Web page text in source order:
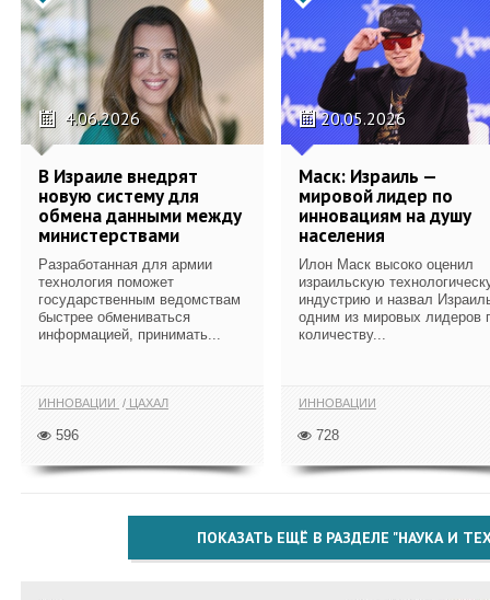
4.06.2026
В Израиле внедрят
новую систему для
обмена данными между
министерствами
Разработанная для армии
технология поможет
государственным ведомствам
быстрее обмениваться
информацией, принимать...
ИННОВАЦИИ ЦАХАЛ
596
20.05.2026
Маск: Израиль —
мировой лидер по
инновациям на душу
населения
Илон Маск высоко оценил
израильскую
индустрию и назвал
одним из мировых лидеров
количеству...
ИННОВАЦИИ
728
ПОКАЗАТЬ ЕЩЁ В РАЗДЕЛЕ "НАУКА И